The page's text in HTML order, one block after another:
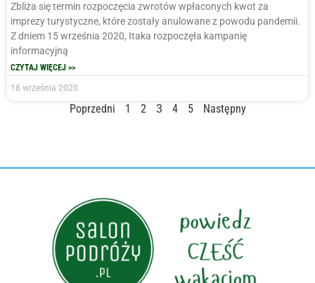
Zbliża się termin rozpoczęcia zwrotów wpłaconych kwot za
imprezy turystyczne, które zostały anulowane z powodu pandemii.
Z dniem 15 września 2020, Itaka rozpoczęła kampanię
informacyjną
CZYTAJ WIĘCEJ >>
18 września 2020
Poprzedni 1 2 3 4 5 Następny